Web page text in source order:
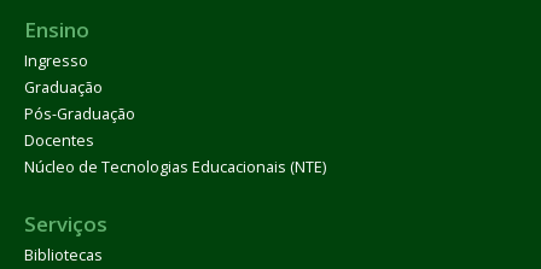
Ensino
Ingresso
Graduação
Pós-Graduação
Docentes
Núcleo de Tecnologias Educacionais (NTE)
Serviços
Bibliotecas